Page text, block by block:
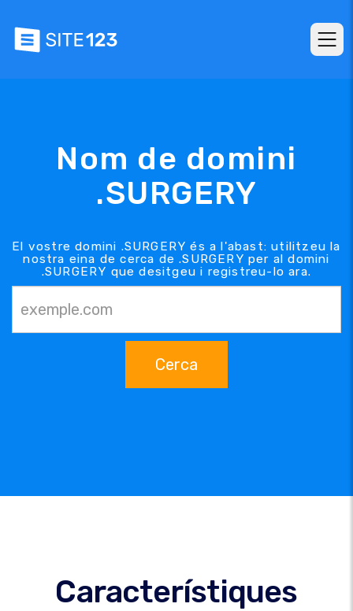
Nom de domini
.SURGERY
El vostre domini .SURGERY és a l'abast: utilitzeu la
nostra eina de cerca de .SURGERY per al domini
.SURGERY que desitgeu i registreu-lo ara.
Cerca
Característiques